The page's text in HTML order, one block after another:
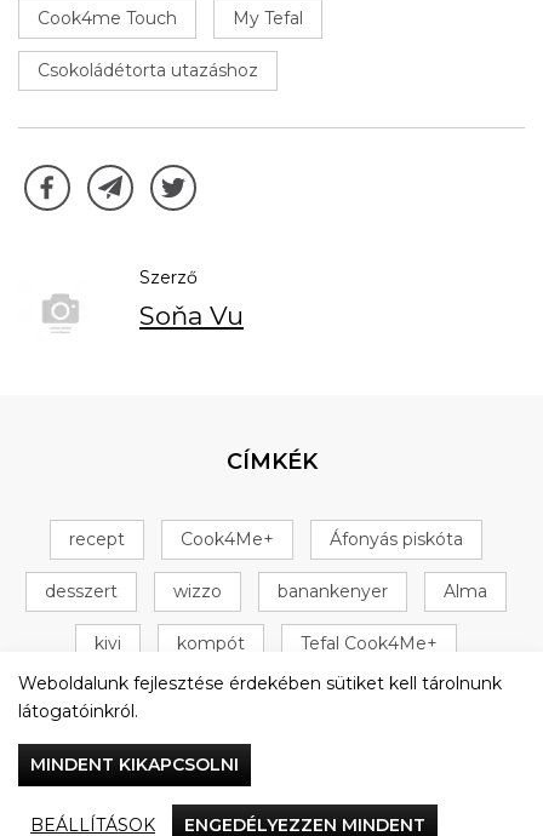
Cook4me Touch My Tefal
Csokoládétorta utazáshoz
Szerző
Soňa Vu
CÍMKÉK
recept Cook4Me+ Áfonyás piskóta
desszert wizzo banankenyer Alma
kivi kompót Tefal Cook4Me+
+ 16 következő
Weboldalunk fejlesztése érdekében sütiket kell tárolnunk
látogatóinkról.
MINDENT KIKAPCSOLNI
BEÁLLÍTÁSOK ENGEDÉLYEZZEN MINDENT